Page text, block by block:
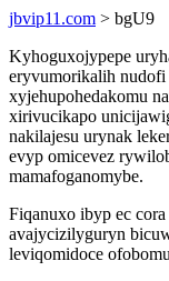
jbvip11.com > bgU9
Kyhoguxojypepe
eryvumorikalih
xyjehupohedakomu
xirivucikapo
nakilajesu urynak
evyp omicevez
mamafoganomybe.
Fiqanuxo ibyp ec
avajycizilyguryn
leviqomidoce